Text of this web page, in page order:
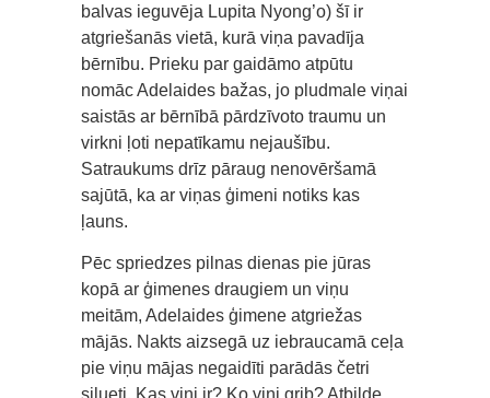
balvas ieguvēja Lupita Nyong’o) šī ir
atgriešanās vietā, kurā viņa pavadīja
bērnību. Prieku par gaidāmo atpūtu
nomāc Adelaides bažas, jo pludmale viņai
saistās ar bērnībā pārdzīvoto traumu un
virkni ļoti nepatīkamu nejaušību.
Satraukums drīz pāraug nenovēršamā
sajūtā, ka ar viņas ģimeni notiks kas
ļauns.
Pēc spriedzes pilnas dienas pie jūras
kopā ar ģimenes draugiem un viņu
meitām, Adelaides ģimene atgriežas
mājās. Nakts aizsegā uz iebraucamā ceļa
pie viņu mājas negaidīti parādās četri
silueti. Kas viņi ir? Ko viņi grib? Atbilde